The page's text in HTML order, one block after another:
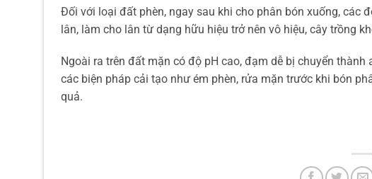
Đối với loại đất phèn, ngay sau khi cho phân bón xuống, các
lân, làm cho lân từ dạng hữu hiệu trở nên vô hiệu, cây trồng
Ngoài ra trên đất mặn có độ pH cao, đạm dễ bị chuyển
các biện pháp cải tạo như ém phèn, rửa mặn trước khi bón
quả.